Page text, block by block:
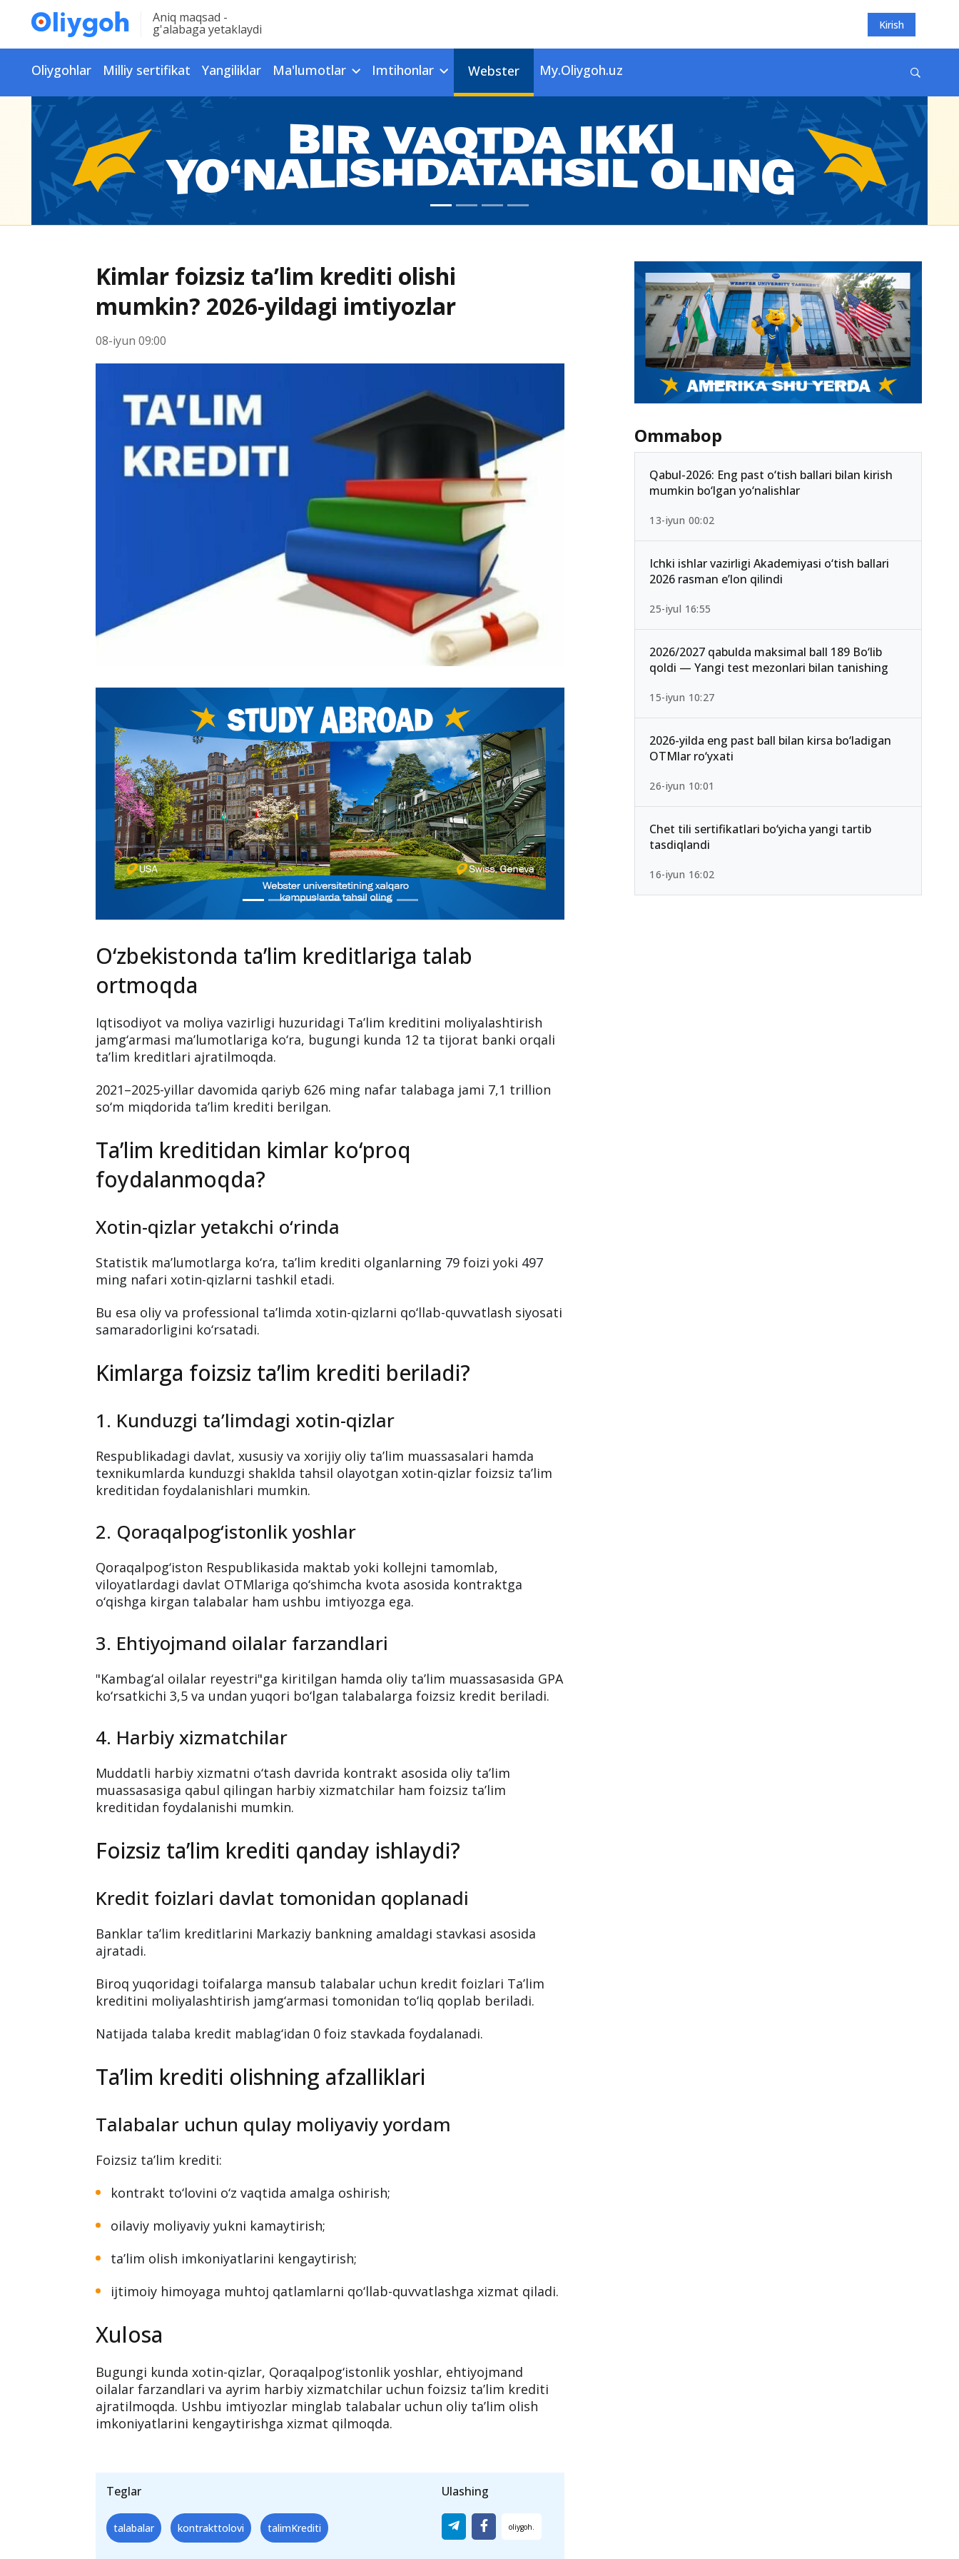
Aniq maqsad -
g'alabaga yetaklaydi Kirish
Oliygohlar Milliy sertifikat Yangiliklar Ma'lumotlar Imtihonlar Webster My.Oliygoh.uz
Kimlar foizsiz ta’lim krediti olishi
mumkin? 2026-yildagi imtiyozlar
08-iyun 09:00
O‘zbekistonda ta’lim kreditlariga talab
ortmoqda
Iqtisodiyot va moliya vazirligi huzuridagi Ta’lim kreditini moliyalashtirish
jamg‘armasi ma’lumotlariga ko‘ra, bugungi kunda 12 ta tijorat banki orqali
ta’lim kreditlari ajratilmoqda.
2021–2025-yillar davomida qariyb 626 ming nafar talabaga jami 7,1 trillion
so‘m miqdorida ta’lim krediti berilgan.
Ta’lim kreditidan kimlar ko‘proq
foydalanmoqda?
Xotin-qizlar yetakchi o‘rinda
Statistik ma’lumotlarga ko‘ra, ta’lim krediti olganlarning 79 foizi yoki 497
ming nafari xotin-qizlarni tashkil etadi.
Bu esa oliy va professional ta’limda xotin-qizlarni qo‘llab-quvvatlash siyosati
samaradorligini ko‘rsatadi.
Kimlarga foizsiz ta’lim krediti beriladi?
1. Kunduzgi ta’limdagi xotin-qizlar
Respublikadagi davlat, xususiy va xorijiy oliy ta’lim muassasalari hamda
texnikumlarda kunduzgi shaklda tahsil olayotgan xotin-qizlar foizsiz ta’lim
kreditidan foydalanishlari mumkin.
2. Qoraqalpog‘istonlik yoshlar
Qoraqalpog‘iston Respublikasida maktab yoki kollejni tamomlab,
viloyatlardagi davlat OTMlariga qo‘shimcha kvota asosida kontraktga
o‘qishga kirgan talabalar ham ushbu imtiyozga ega.
3. Ehtiyojmand oilalar farzandlari
"Kambag‘al oilalar reyestri"ga kiritilgan hamda oliy ta’lim muassasasida GPA
ko‘rsatkichi 3,5 va undan yuqori bo‘lgan talabalarga foizsiz kredit beriladi.
4. Harbiy xizmatchilar
Muddatli harbiy xizmatni o‘tash davrida kontrakt asosida oliy ta’lim
muassasasiga qabul qilingan harbiy xizmatchilar ham foizsiz ta’lim
kreditidan foydalanishi mumkin.
Foizsiz ta’lim krediti qanday ishlaydi?
Kredit foizlari davlat tomonidan qoplanadi
Banklar ta’lim kreditlarini Markaziy bankning amaldagi stavkasi asosida
ajratadi.
Biroq yuqoridagi toifalarga mansub talabalar uchun kredit foizlari Ta’lim
kreditini moliyalashtirish jamg‘armasi tomonidan to‘liq qoplab beriladi.
Natijada talaba kredit mablag‘idan 0 foiz stavkada foydalanadi.
Ta’lim krediti olishning afzalliklari
Talabalar uchun qulay moliyaviy yordam
Foizsiz ta’lim krediti:
kontrakt to‘lovini o‘z vaqtida amalga oshirish;
oilaviy moliyaviy yukni kamaytirish;
ta’lim olish imkoniyatlarini kengaytirish;
ijtimoiy himoyaga muhtoj qatlamlarni qo‘llab-quvvatlashga xizmat qiladi.
Xulosa
Bugungi kunda xotin-qizlar, Qoraqalpog‘istonlik yoshlar, ehtiyojmand
oilalar farzandlari va ayrim harbiy xizmatchilar uchun foizsiz ta’lim krediti
ajratilmoqda. Ushbu imtiyozlar minglab talabalar uchun oliy ta’lim olish
imkoniyatlarini kengaytirishga xizmat qilmoqda.
Teglar
talabalar kontrakttolovi talimKrediti
Ulashing
Ommabop
Qabul-2026: Eng past o‘tish ballari bilan kirish
mumkin bo‘lgan yo‘nalishlar
13-iyun 00:02
Ichki ishlar vazirligi Akademiyasi o‘tish ballari
2026 rasman e’lon qilindi
25-iyul 16:55
2026/2027 qabulda maksimal ball 189 Bo‘lib
qoldi — Yangi test mezonlari bilan tanishing
15-iyun 10:27
2026-yilda eng past ball bilan kirsa bo‘ladigan
OTMlar ro‘yxati
26-iyun 10:01
Chet tili sertifikatlari bo‘yicha yangi tartib
tasdiqlandi
16-iyun 16:02